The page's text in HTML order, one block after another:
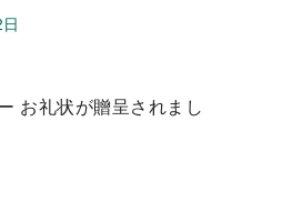
のカテゴリー
お礼状が贈呈されまし